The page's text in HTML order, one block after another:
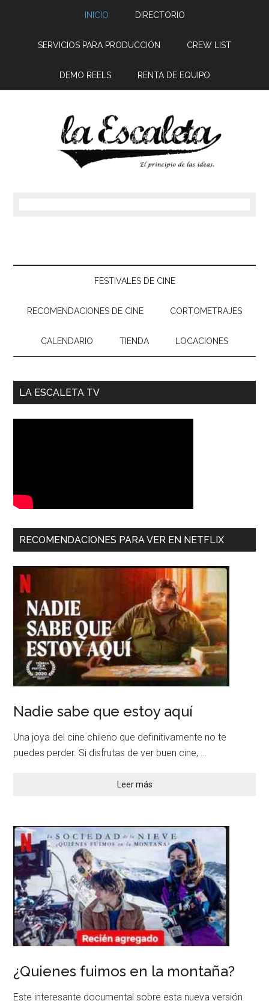
INICIO DIRECTORIO
SERVICIOS PARA PRODUCCIÓN CREW LIST
DEMO REELS RENTA DE EQUIPO
FESTIVALES DE CINE
RECOMENDACIONES DE CINE CORTOMETRAJES
CALENDARIO TIENDA LOCACIONES
LA ESCALETA TV
RECOMENDACIONES PARA VER EN NETFLIX
Nadie sabe que estoy aquí
Una joya del cine chileno que definitivamente no te
puedes perder. Si disfrutas de ver buen cine, …
Leer más
¿Quienes fuimos en la montaña?
Este interesante documental sobre esta nueva versión